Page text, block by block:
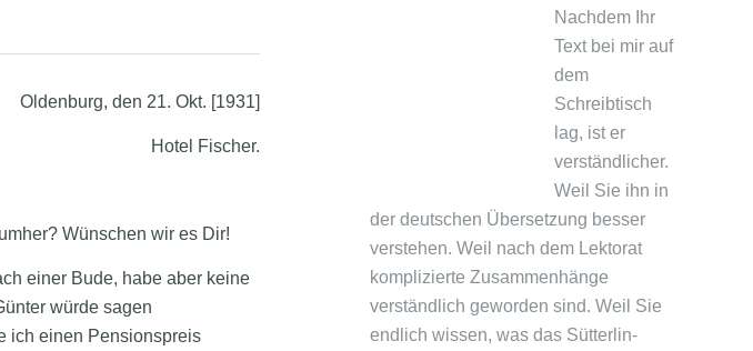
Oldenburg, den 21. Okt. [1931]
Hotel Fischer.
umher? Wünschen wir es Dir!
einer Bude, habe aber keine
würde sagen
ich einen Pensionspreis
Nachdem Ihr
Text bei mir auf
dem
Schreibtisch
lag, ist er
verständlicher.
Weil Sie ihn in
der deutschen Übersetzung besser
verstehen. Weil nach dem Lektorat
komplizierte Zusammenhänge
verständlich geworden sind. Weil Sie
endlich wissen, was das Sütterlin-